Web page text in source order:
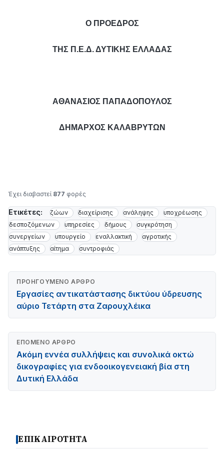
Ο ΠΡΟΕΔΡΟΣ
ΤΗΣ Π.Ε.Δ. ΔΥΤΙΚΗΣ ΕΛΛΑΔΑΣ
ΑΘΑΝΑΣΙΟΣ ΠΑΠΑΔΟΠΟΥΛΟΣ
ΔΗΜΑΡΧΟΣ ΚΑΛΑΒΡΥΤΩΝ
Έχει διαβαστεί 877 φορές
Ετικέτες: ζώων διαχείρισης ανάληψης
υποχρέωσης
δεσποζόμενων
υπηρεσίες δήμους
συγκρότηση
συνεργείων
υπουργείο εναλλακτική
αγροτικής
ανάπτυξης
αίτημα συντροφιάς
ΠΡΟΗΓΟΎΜΕΝΟ ΆΡΘΡΟ
Εργασίες αντικατάστασης δικτύου ύδρευσης
αύριο Τετάρτη στα Ζαρουχλέικα
ΕΠΌΜΕΝΟ ΆΡΘΡΟ
Ακόμη εννέα συλλήψεις και συνολικά οκτώ
δικογραφίες για ενδοοικογενειακή βία στη
Δυτική Ελλάδα
ΕΠΙΚΑΙΡΟΤΗΤΑ